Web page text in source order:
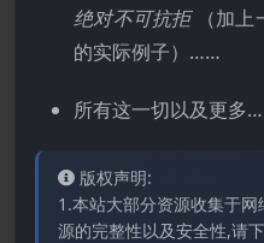
绝对不可抗拒 （加
的实际例子）……
所有这一切以及更多
版权声明:
1.本站大部分资源收集于
源的完整性以及安全性,请